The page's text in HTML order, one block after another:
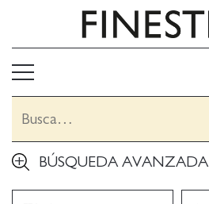
BÚSQUEDA AVANZADA